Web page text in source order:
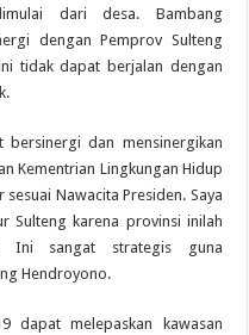
dari desa. Bambang
dengan Pemprov Sulteng
tidak dapat berjalan dengan
bersinergi dan mensinergikan
Kementrian Lingkungan Hidup
Nawacita Presiden. Saya
Sulteng karena provinsi inilah
Ini sangat strategis guna
Hendroyono.
dapat melepaskan kawasan